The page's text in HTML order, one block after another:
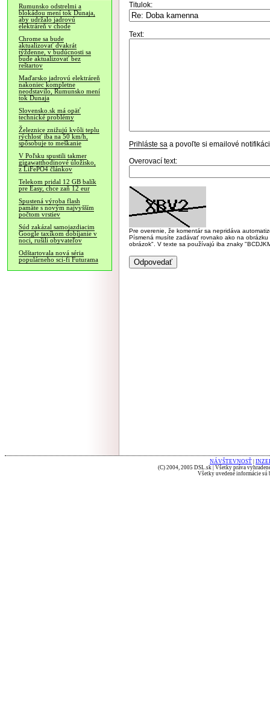
Rumunsko odstrelmi a
blokádou mení tok Dunaja,
aby udržalo jadrovú
elektráreň v chode
Chrome sa bude
aktualizovať dvakrát
týždenne, v budúcnosti sa
bude aktualizovať bez
reštartov
Maďarsko jadrovú elektráreň
nakoniec kompletne
neodstavilo, Rumunsko mení
tok Dunaja
Slovensko.sk má opäť
technické problémy
Železnice znižujú kvôli teplu
rýchlosť iba na 50 km/h,
spôsobuje to meškanie
V Poľsku spustili takmer
gigawatthodinové úložisko,
z LiFePO4 článkov
Telekom pridal 12 GB balík
pre Easy, chce zaň 12 eur
Spustená výroba flash
pamäte s novým najvyšším
počtom vrstiev
Súd zakázal samojazdiacim
Google taxíkom dobíjanie v
noci, rušili obyvateľov
Odštartovala nová séria
populárneho sci-fi Futurama
Titulok:
Text:
Prihláste sa a povoľte si emailové
Overovací text:
Pre overenie, že komentár sa nepridáva
Písmená musíte zadávať rovnako ako na
obrázok". V texte sa používajú iba znaky
NÁVŠTEVNOSŤ
(C) 2004, 2005 DSL.sk | Všetky práva
Všetky uvedené informácie sú